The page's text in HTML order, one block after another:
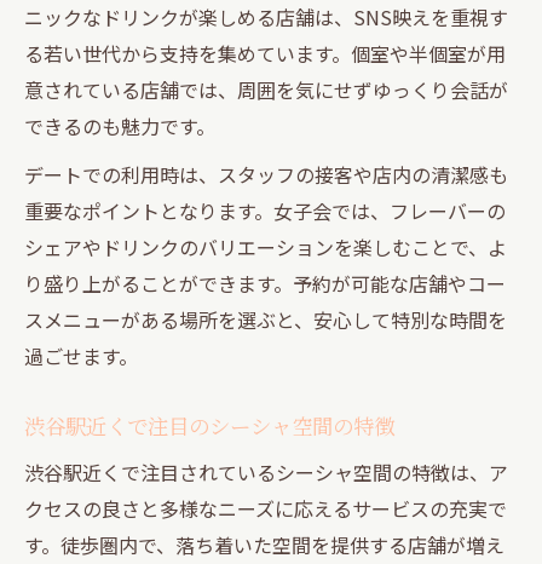
ニックなドリンクが楽しめる店舗は、SNS映えを重視す
る若い世代から支持を集めています。個室や半個室が用
意されている店舗では、周囲を気にせずゆっくり会話が
できるのも魅力です。
デートでの利用時は、スタッフの接客や店内の清潔感も
重要なポイントとなります。女子会では、フレーバーの
シェアやドリンクのバリエーションを楽しむことで、よ
り盛り上がることができます。予約が可能な店舗やコー
スメニューがある場所を選ぶと、安心して特別な時間を
過ごせます。
渋谷駅近くで注目のシーシャ空間の特徴
渋谷駅近くで注目されているシーシャ空間の特徴は、ア
クセスの良さと多様なニーズに応えるサービスの充実で
す。徒歩圏内で、落ち着いた空間を提供する店舗が増え